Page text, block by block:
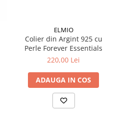
ELMIO
Colier din Argint 925 cu
Perle Forever Essentials
220,00 Lei
ADAUGA IN COS